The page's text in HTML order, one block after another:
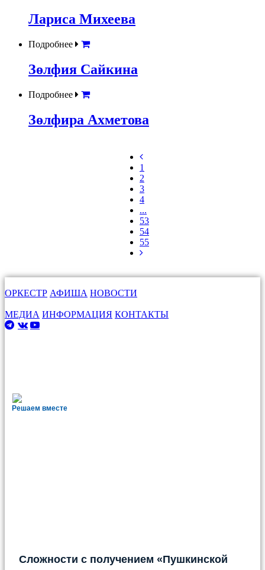
Лариса Михеева
Подробнее
Зөлфия Сайкина
Подробнее
Зөлфира Ахметова
1
2
3
4
...
53
54
55
ОРКЕСТР АФИША НОВОСТИ
МЕДИА ИНФОРМАЦИЯ КОНТАКТЫ
Решаем вместе
Сложности с получением «Пушкинской